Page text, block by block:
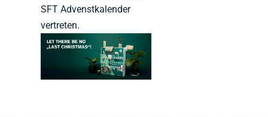
SFT Advenstkalender
vertreten.